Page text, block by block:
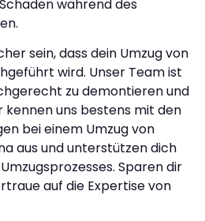
während des
sein, dass dein Umzug von
wird. Unser Team ist
zu demontieren und
kennen uns bestens mit den
bei einem Umzug von
aus und unterstützen dich
Sparen dir
auf die Expertise von